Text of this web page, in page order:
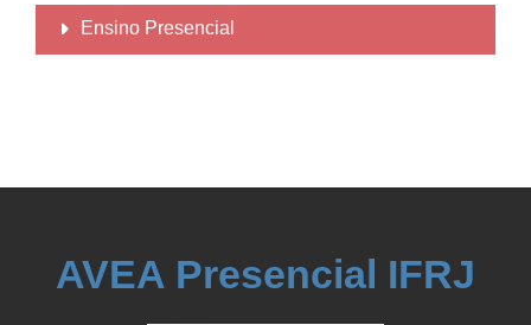
Ensino Presencial
AVEA Presencial IFRJ